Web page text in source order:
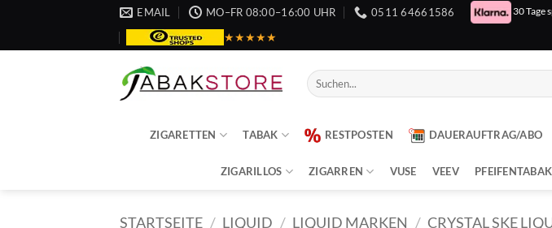
springen
EMAIL MO–FR 08:00–16:00 UHR 0511 64661586 30 Tage
★★★★★
Suche
nach:
ZIGARETTEN TABAK RESTPOSTEN DAUERAUFTRAG/ABO
ZIGARILLOS ZIGARREN VUSE VEEV PFEIFENTABAK
STARTSEITE / LIQUID / LIQUID MARKEN / CRYSTAL SKE